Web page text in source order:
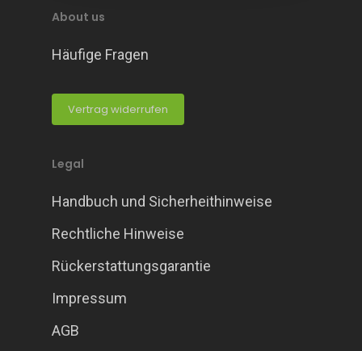
About us
Häufige Fragen
Vertrag widerrufen
Legal
Handbuch und Sicherheithinweise
Rechtliche Hinweise
Rückerstattungsgarantie
Impressum
AGB